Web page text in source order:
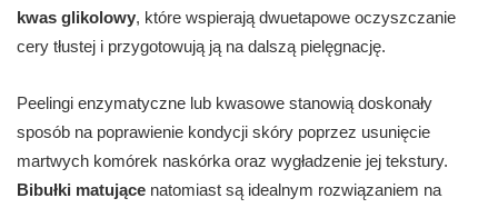
kwas glikolowy, które wspierają dwuetapowe oczyszczanie
cery tłustej i przygotowują ją na dalszą pielęgnację.
Peelingi enzymatyczne lub kwasowe stanowią doskonały
sposób na poprawienie kondycji skóry poprzez usunięcie
martwych komórek naskórka oraz wygładzenie jej tekstury.
Bibułki matujące natomiast są idealnym rozwiązaniem na